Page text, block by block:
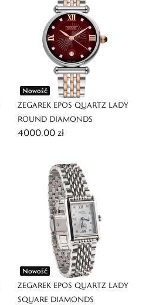
Nowość
ZEGAREK EPOS QUARTZ LADY
ROUND DIAMONDS
4000,00 zł
Nowość
ZEGAREK EPOS QUARTZ LADY
SQUARE DIAMONDS